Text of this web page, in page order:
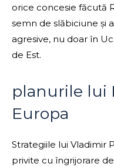
orice concesie făcută
semn de slăbiciune și
agresive, nu doar în
de Est.
planurile lui
Europa
Strategiile lui Vladimir
privite cu îngrijorare